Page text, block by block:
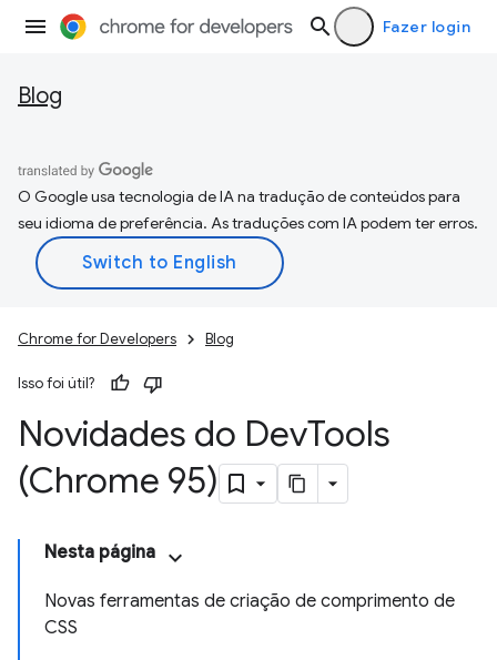
Fazer login
Blog
O Google usa tecnologia de IA na tradução de conteúdos para
seu idioma de preferência. As traduções com IA podem ter erros.
Chrome for Developers Blog
Isso foi útil?
Novidades do DevTools
(Chrome 95)
Nesta página
Novas ferramentas de criação de comprimento de
CSS